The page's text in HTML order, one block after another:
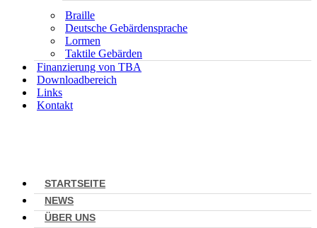
Braille
Deutsche Gebärdensprache
Lormen
Taktile Gebärden
Finanzierung von TBA
Downloadbereich
Links
Kontakt
STARTSEITE
NEWS
ÜBER UNS